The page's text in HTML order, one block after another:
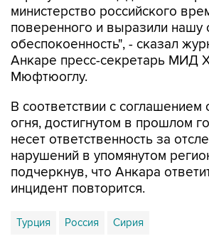
министерство российского
поверенного и выразили нашу
обеспокоенность", - сказал
Анкаре пресс-секретарь МИД
Мюфтюоглу.
В соответствии с
огня, достигнутом в прошлом
несет ответственность за
нарушений в упомянутом
подчеркнув, что Анкара
инцидент повторится.
Турция Россия Сирия